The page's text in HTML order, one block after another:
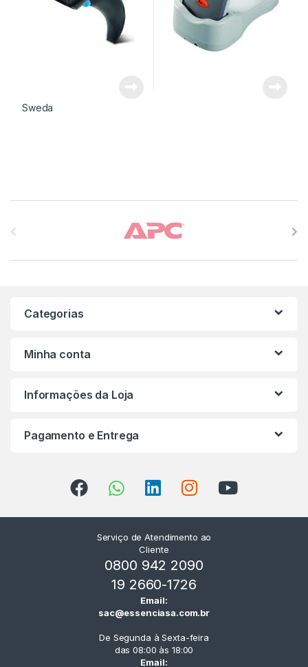
Sweda
Categorias
Minha conta
Informações da Loja
Pagamento e Entrega
Serviço de Atendimento ao
Cliente
0800 942 2090
19 2660-1726
Email:
sac@essenciasa.com.br
De Segunda à Sexta-feira
das 08:00 às 18:00
Email: